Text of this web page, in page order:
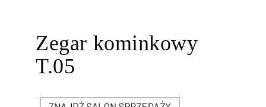
Zegar kominkowy
T.05